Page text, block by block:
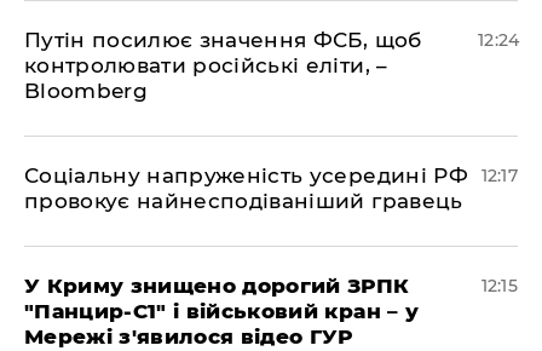
Путін посилює значення ФСБ, щоб
контролювати російські еліти, –
Bloomberg
12:24
Соціальну напруженість усередині РФ
провокує найнесподіваніший гравець
12:17
У Криму знищено дорогий ЗРПК
"Панцир-С1" і військовий кран – у
Мережі з'явилося відео ГУР
12:15